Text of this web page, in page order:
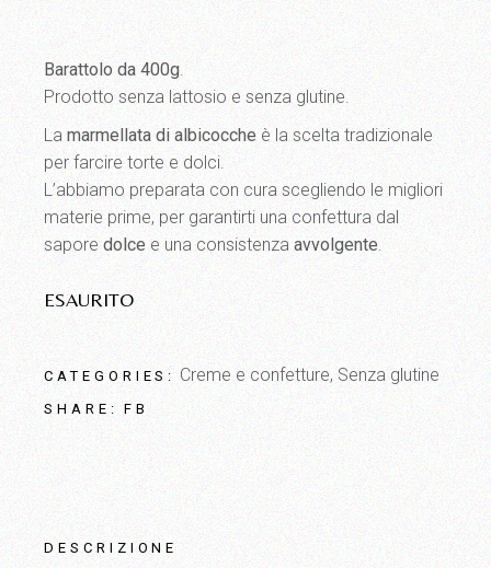
Barattolo da 400g.
Prodotto senza lattosio e senza glutine.
Lamarmellata di albicoccheè la scelta tradizionale
per farcire torte e dolci.
L’abbiamo preparata con cura scegliendo le migliori
materie prime, per garantirti una confettura dal
saporedolcee una consistenzaavvolgente.
ESAURITO
CATEGORIES: Creme e confetture, Senza glutine
SHARE: FB
DESCRIZIONE